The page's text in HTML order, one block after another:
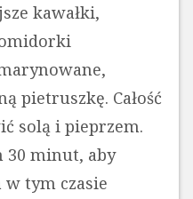
kawałki,
pietruszkę. Całość
solą i pieprzem.
30 minut, aby
w tym czasie